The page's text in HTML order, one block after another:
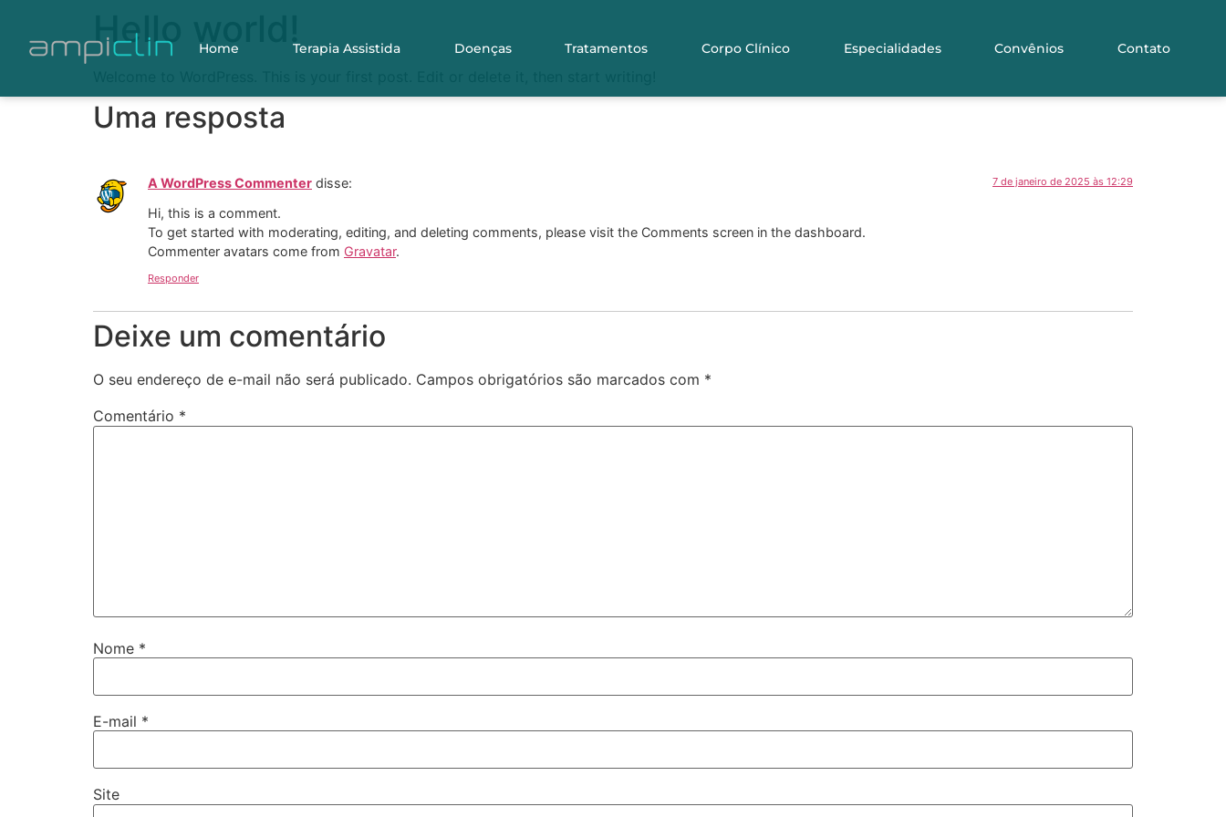
Home Terapia Assistida Doenças Tratamentos Corpo Clínico Especialidades Convênios Contato
Hello world!
Uma resposta
A WordPress Commenter disse: 7 de janeiro de 2025 às 12:29
Hi, this is a comment.
To get started with moderating, editing, and deleting comments, please visit the Comments screen in the dashboard.
Commenter avatars come from Gravatar.
Responder
Deixe um comentário
O seu endereço de e-mail não será publicado. Campos obrigatórios são marcados com *
Comentário *
Nome *
E-mail *
Site